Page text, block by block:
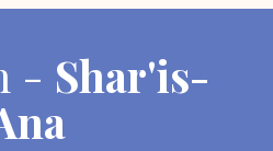
- Shar'is-